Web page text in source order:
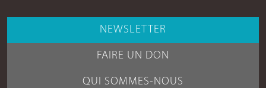
NEWSLETTER
FAIRE UN DON
QUI SOMMES-NOUS